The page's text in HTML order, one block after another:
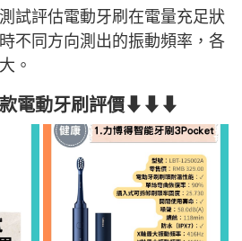
測試評估電動牙刷在電量充足狀
不同方向測出的振動頻率，各
。
款電動牙刷評價⬇⬇⬇